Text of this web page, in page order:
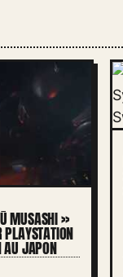
MUSASHI »
PLAYSTATION
AU JAPON